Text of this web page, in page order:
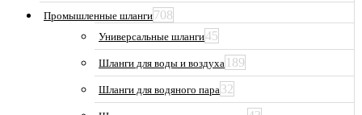
Промышленные шланги708
Универсальные шланги45
Шланги для воды и воздуха 189
Шланги для водяного пара32